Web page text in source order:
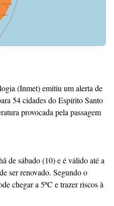
(Inmet) emitiu um alerta de
54 cidades do Espírito Santo
provocada pela passagem
de sábado (10) e é válido até a
ser renovado. Segundo o
chegar a 5ºC e trazer riscos à